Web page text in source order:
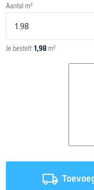
Aantal m²
Je bestelt:1,98m²